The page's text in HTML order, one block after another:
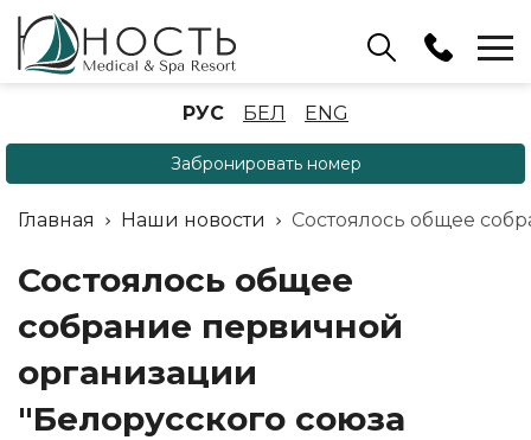
Бассейн
+375 (17) 503 93 22
Аренда беседок
+375 (33) 902 35 07
Отдел бронирования
+375 (17) 503 91 10
РУС БЕЛ ENG
Забронировать номер
Главная Наши новости Состоялось общее
Состоялось общее
собрание первичной
организации
"Белорусского союза